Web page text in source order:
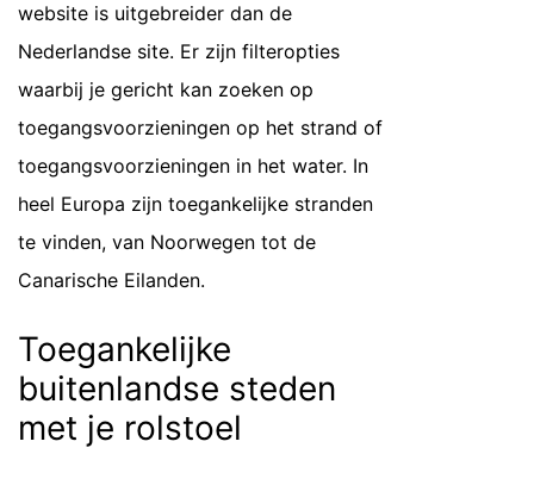
website is uitgebreider dan de
Nederlandse site. Er zijn filteropties
waarbij je gericht kan zoeken op
toegangsvoorzieningen op het strand of
toegangsvoorzieningen in het water. In
heel Europa zijn toegankelijke stranden
te vinden, van Noorwegen tot de
Canarische Eilanden.
Toegankelijke
buitenlandse steden
met je rolstoel